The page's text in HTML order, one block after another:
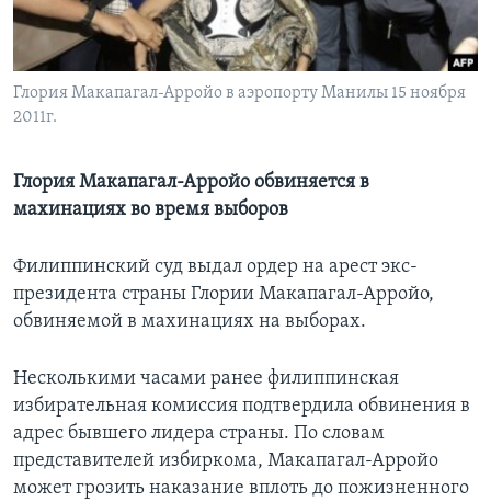
Learning English
СОЦИАЛЬНЫЕ СЕТИ
Языки
Глория Макапагал-Арройо в аэропорту Манилы 15 ноября
2011г.
Глория Макапагал-Арройо обвиняется в
махинациях во время выборов
Филиппинский суд выдал ордер на арест экс-
президента страны Глории Макапагал-Арройо,
обвиняемой в махинациях на выборах.
Несколькими часами ранее филиппинская
избирательная комиссия подтвердила обвинения в
адрес бывшего лидера страны. По словам
представителей избиркома, Макапагал-Арройо
может грозить наказание вплоть до пожизненного